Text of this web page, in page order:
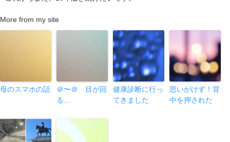
More from my site
母のスマホの話
＠〜＠ 目が回
る…
健康診断に行っ
てきました
思いがけず！背
中を押された